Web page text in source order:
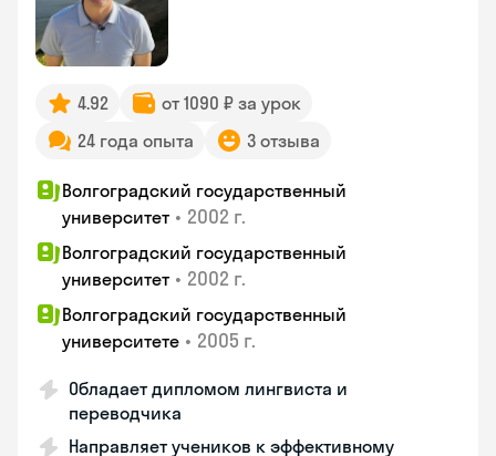
4.92
от 1090 ₽ за урок
24 года опыта
3 отзыва
Волгоградский государственный
университет • 2002 г.
Волгоградский государственный
университет • 2002 г.
Волгоградский государственный
университете • 2005 г.
Обладает дипломом лингвиста и
переводчика
Направляет учеников к эффективному